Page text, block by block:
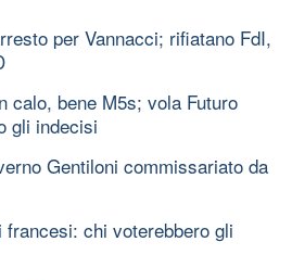
per Vannacci; rifiatano FdI,
calo, bene M5s; vola Futuro
gli indecisi
Gentiloni commissariato da
chi voterebbero gli